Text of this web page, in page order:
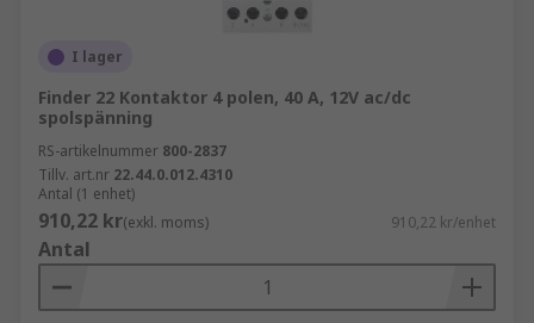
I lager
Finder 22 Kontaktor 4 polen, 40 A, 12V ac/dc
spolspänning
RS-artikelnummer 800-2837
Tillv. art.nr 22.44.0.012.4310
Antal (1 enhet)
910,22 kr(exkl. moms) 910,22 kr/enhet
Antal